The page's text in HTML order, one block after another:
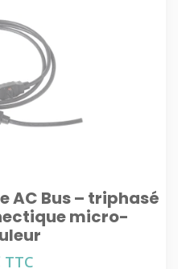
AC Bus – triphasé
micro-
TTC